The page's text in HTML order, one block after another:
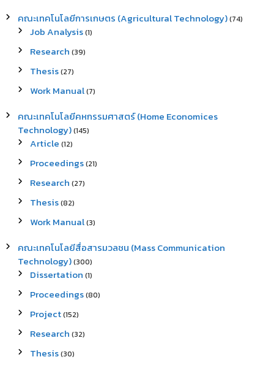
คณะเทคโนโลยีการเกษตร (Agricultural Technology)(74)
Job Analysis(1)
Research (39)
Thesis(27)
Work Manual(7)
คณะเทคโนโลยีคหกรรมศาสตร์ (Home Economices
Technology)(145)
Article (12)
Proceedings(21)
Research (27)
Thesis(82)
Work Manual(3)
คณะเทคโนโลยีสื่อสารมวลชน (Mass Communication
Technology)(300)
Dissertation (1)
Proceedings(80)
Project(152)
Research (32)
Thesis(30)